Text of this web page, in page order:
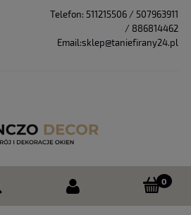
Telefon: 511215506 / 507963911
/ 886814462
Email:sklep@taniefirany24.pl